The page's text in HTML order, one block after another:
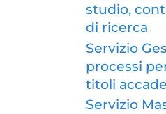
studio,
di ricerca
Servizio
processi
titoli
Servizio